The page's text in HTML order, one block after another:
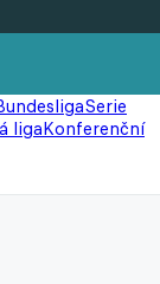
Serie
ligaKonferenční